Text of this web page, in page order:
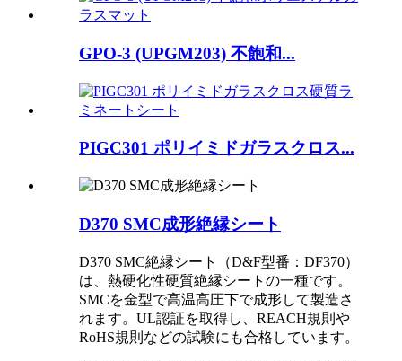
GPO-3 (UPGM203) 不飽和...
PIGC301 ポリイミドガラスクロス...
D370 SMC成形絶縁シート
D370 SMC絶縁シート（D&F型番：DF370）
は、熱硬化性硬質絶縁シートの一種です。
SMCを金型で高温高圧下で成形して製造さ
れます。UL認証を取得し、REACH規則や
RoHS規則などの試験にも合格しています。